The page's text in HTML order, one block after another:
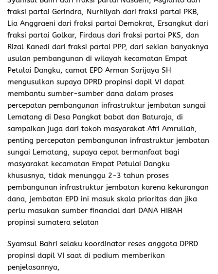
fraksi partai Gerindra, Nurhilyah dari fraksi partai PKB,
Lia Anggraeni dari fraksi partai Demokrat, Ersangkut dari
fraksi partai Golkar, Firdaus dari fraksi partai PKS, dan
Rizal Kanedi dari fraksi partai PPP, dari sekian banyaknya
usulan pembangunan di wilayah kecamatan Empat
Petulai Dangku, camat EPD Arman Sarijaya SH
mengusulkan supaya DPRD propinsi dapil VI dapat
membantu sumber-sumber dana dalam proses
percepatan pembangunan infrastruktur jembatan sungai
Lematang di Desa Pangkat babat dan Baturaja, di
sampaikan juga dari tokoh masyarakat Afri Amrullah,
penting percepatan pembangunan infrastruktur jembatan
sungai Lematang, supaya cepat bermanfaat bagi
masyarakat kecamatan Empat Petulai Dangku
khususnya, tidak menunggu 2-3 tahun proses
pembangunan infrastruktur jembatan karena kekurangan
dana, jembatan EPD ini masuk skala prioritas dan jika
perlu masukan sumber financial dari DANA HIBAH
propinsi sumatera selatan
Syamsul Bahri selaku koordinator reses anggota DPRD
propinsi dapil VI saat di podium memberikan
penjelasannya,